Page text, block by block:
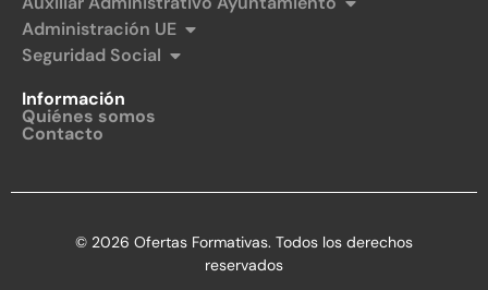
Administración UE
Seguridad Social
Información
Quiénes somos
Contacto
© 2026 Ofertas Formativas. Todos los derechos
reservados